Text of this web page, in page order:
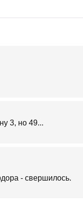
3, но 49...
- свершилось.